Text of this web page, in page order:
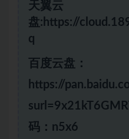
天翼云
盘:https://
q
百度云盘：
https://
码：n5x6